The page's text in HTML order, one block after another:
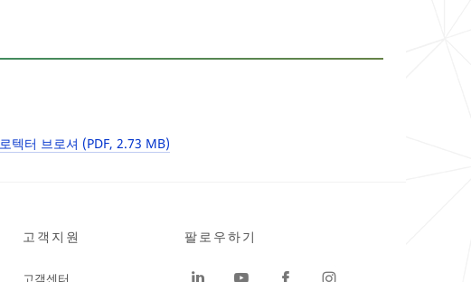
텍터 브로셔 (PDF, 2.73 MB)
고객지원
고객센터
팔로우하기